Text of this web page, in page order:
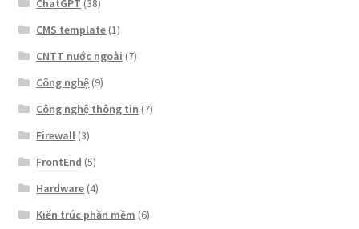
ChatGPT (38)
CMS template (1)
CNTT nước ngoài (7)
Công nghệ (9)
Công nghệ thông tin (7)
Firewall (3)
FrontEnd (5)
Hardware (4)
Kiến trúc phần mềm (6)